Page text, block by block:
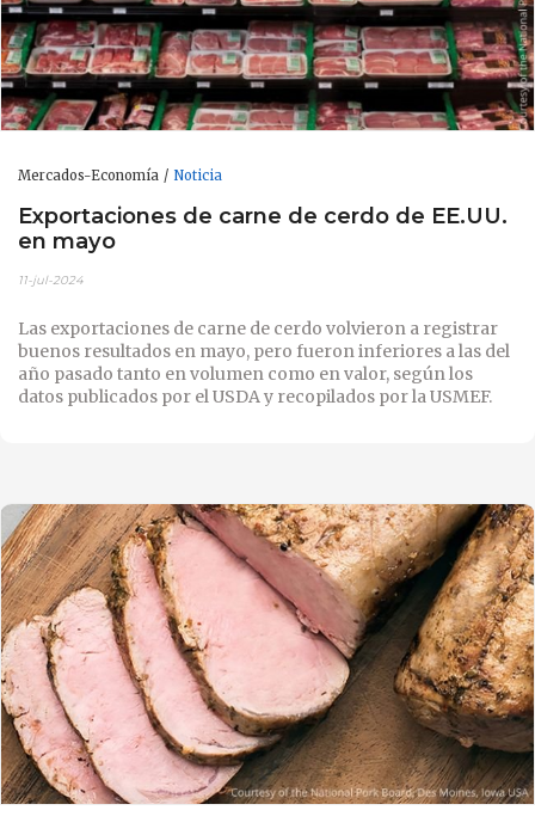
Mercados-Economía Noticia
Exportaciones de carne de cerdo de EE.UU.
en mayo
11-jul-2024
Las exportaciones de carne de cerdo volvieron a registrar
buenos resultados en mayo, pero fueron inferiores a las del
año pasado tanto en volumen como en valor, según los
datos publicados por el USDA y recopilados por la USMEF.